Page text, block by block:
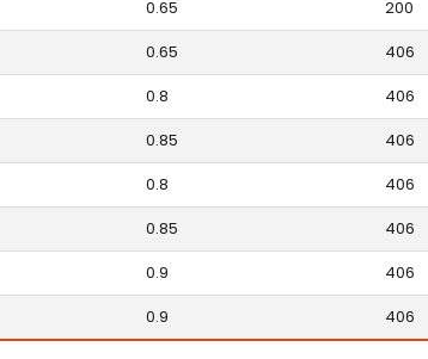
0.65 200
0.65 406
0.8 406
0.85 406
0.8 406
0.85 406
0.9 406
0.9 406